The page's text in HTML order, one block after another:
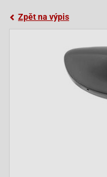
Zpět na výpis